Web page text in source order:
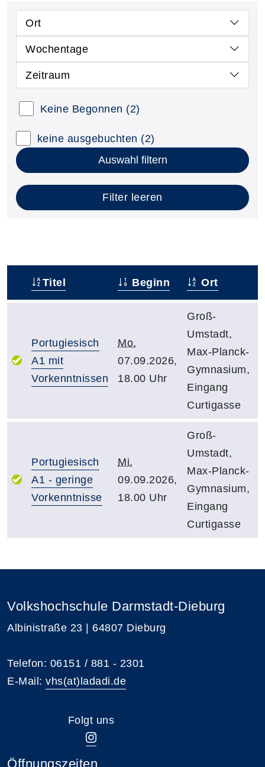
Ort
Wochentage
Zeitraum
Keine Begonnen (2)
keine ausgebuchten (2)
Auswahl filtern
Filter leeren
Titel Beginn Ort
Portugiesisch
A1 mit
Vorkenntnissen
Mo.
07.09.2026,
18.00 Uhr
Groß-
Umstadt,
Max-Planck-
Gymnasium,
Eingang
Curtigasse
Portugiesisch
A1 - geringe
Vorkenntnisse
Mi.
09.09.2026,
18.00 Uhr
Groß-
Umstadt,
Max-Planck-
Gymnasium,
Eingang
Curtigasse
Volkshochschule Darmstadt-Dieburg
Albinistraße 23 | 64807 Dieburg
Telefon: 06151 / 881 - 2301
E-Mail: vhs(at)ladadi.de
Folgt uns
Öffnungszeiten